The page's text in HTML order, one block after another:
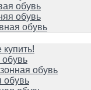
обувь
обувь
танцев
костюмы
для взрослых
по разделам
обувь
обувь
обувь
купить!
обувь
обувь